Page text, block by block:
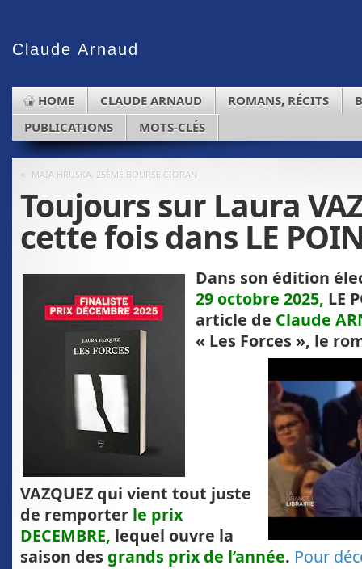
Claude Arnaud
HOME CLAUDE ARNAUD ROMANS, RÉCITS
PUBLICATIONS
MOTS-CLÉS
« MAÏA HRUSKA, 25ÈME BOURSE CIORAN
Toujours sur Laura
cette fois dans LE
Dans son édition
29 octobre 2025, LE
article de Claude
« Les Forces », le
VAZQUEZ qui vient tout juste
de remporter le prix
DECEMBRE, lequel ouvre la
saison des grands prix de l’année. Pour